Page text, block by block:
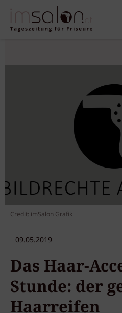
Credit: imSalon Grafik
09.05.2019
Das Haar-
Stunde: der
Haarreifen